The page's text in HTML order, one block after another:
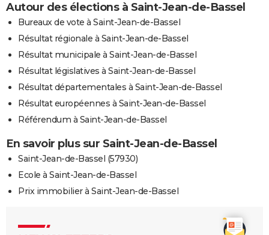
Autour des élections à Saint-Jean-de-Bassel
Bureaux de vote à Saint-Jean-de-Bassel
Résultat régionale à Saint-Jean-de-Bassel
Résultat municipale à Saint-Jean-de-Bassel
Résultat législatives à Saint-Jean-de-Bassel
Résultat départementales à Saint-Jean-de-Bassel
Résultat européennes à Saint-Jean-de-Bassel
Référendum à Saint-Jean-de-Bassel
En savoir plus sur Saint-Jean-de-Bassel
Saint-Jean-de-Bassel (57930)
Ecole à Saint-Jean-de-Bassel
Prix immobilier à Saint-Jean-de-Bassel